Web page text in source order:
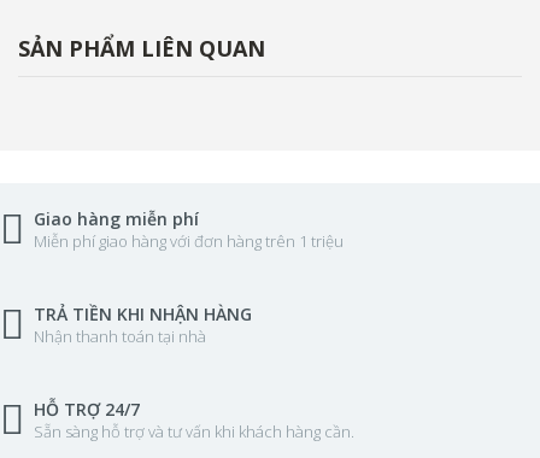
SẢN PHẨM LIÊN QUAN
Giao hàng miễn phí
Miễn phí giao hàng với đơn hàng trên 1 triệu
TRẢ TIỀN KHI NHẬN HÀNG
Nhận thanh toán tại nhà
HỖ TRỢ 24/7
Sẵn sàng hỗ trợ và tư vấn khi khách hàng cần.